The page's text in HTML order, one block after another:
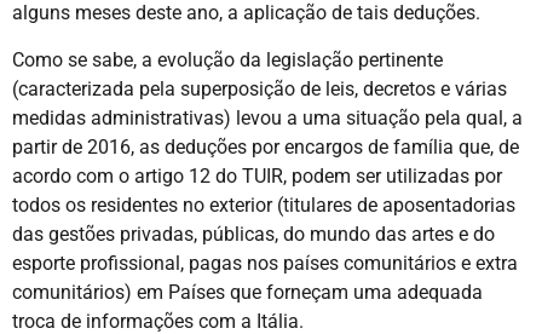
alguns meses deste ano, a aplicação de tais deduções.
Como se sabe, a evolução da legislação pertinente
(caracterizada pela superposição de leis, decretos e várias
medidas administrativas) levou a uma situação pela qual, a
partir de 2016, as deduções por encargos de família que, de
acordo com o artigo 12 do TUIR, podem ser utilizadas por
todos os residentes no exterior (titulares de aposentadorias
das gestões privadas, públicas, do mundo das artes e do
esporte profissional, pagas nos países comunitários e extra
comunitários) em Países que forneçam uma adequada
troca de informações com a Itália.